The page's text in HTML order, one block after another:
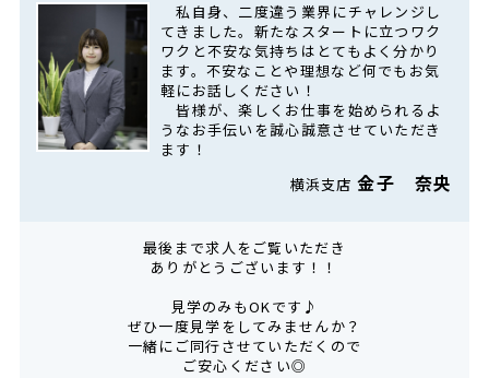
私自身、二度違う業界にチャレンジし
てきました。新たなスタートに立つワク
ワクと不安な気持ちはとてもよく分かり
ます。不安なことや理想など何でもお気
軽にお話しください！
皆様が、楽しくお仕事を始められるよ
うなお手伝いを誠心誠意させていただき
ます！
横浜支店金子 奈央
最後まで求人をご覧いただき
ありがとうございます！！
見学のみもOKです♪
ぜひ一度見学をしてみませんか？
一緒にご同行させていただくので
ご安心ください◎